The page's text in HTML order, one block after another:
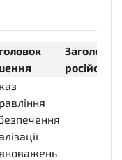
Заголовок